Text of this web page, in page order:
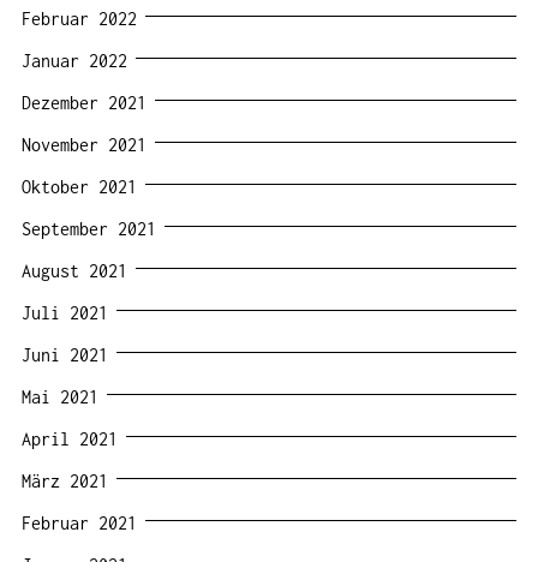
Februar 2022
Januar 2022
Dezember 2021
November 2021
Oktober 2021
September 2021
August 2021
Juli 2021
Juni 2021
Mai 2021
April 2021
März 2021
Februar 2021